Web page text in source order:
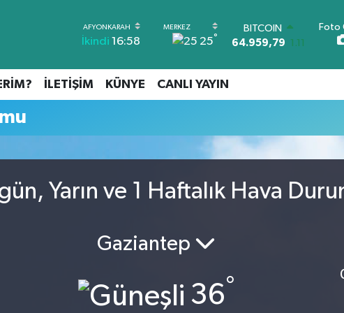
İkindi 16:58 25°
BITCOIN
64.959,79 1.11
47,7436 0.18
55,2510 0.32
GRAM ALTIN
6660.55 0.03
13.779 -14
Foto
İLETİŞİM KÜNYE CANLI YAYIN
Yarın ve 1 Haftalık Hava
Gaziantep
36°